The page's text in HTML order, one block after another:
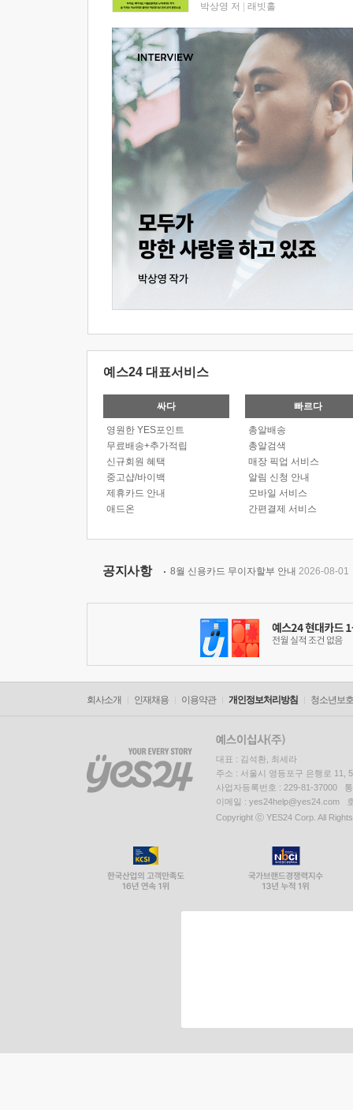
박상영 저 래빗홀
예스24 대표서비스
싸다
영원한 YES포인트
무료배송+추가적립
신규회원 혜택
중고샵/바이백
제휴카드 안내
애드온
빠르다
총알배송
총알검색
매장 픽업 서비스
알림 신청 안내
모바일 서비스
간편결제 서비스
공지사항 8월 신용카드 무이자할부 안내 2026-08-01
회사소개 인재채용 이용약관 개인정보처리방침 청소년보
대표 : 김석환, 최세라
주소 : 서울시 영등포구 은행로 11,
사업자등록번호 : 229-81-37000
이메일 : yes24help@yes24.com
Copyright ⓒ YES24 Corp. All